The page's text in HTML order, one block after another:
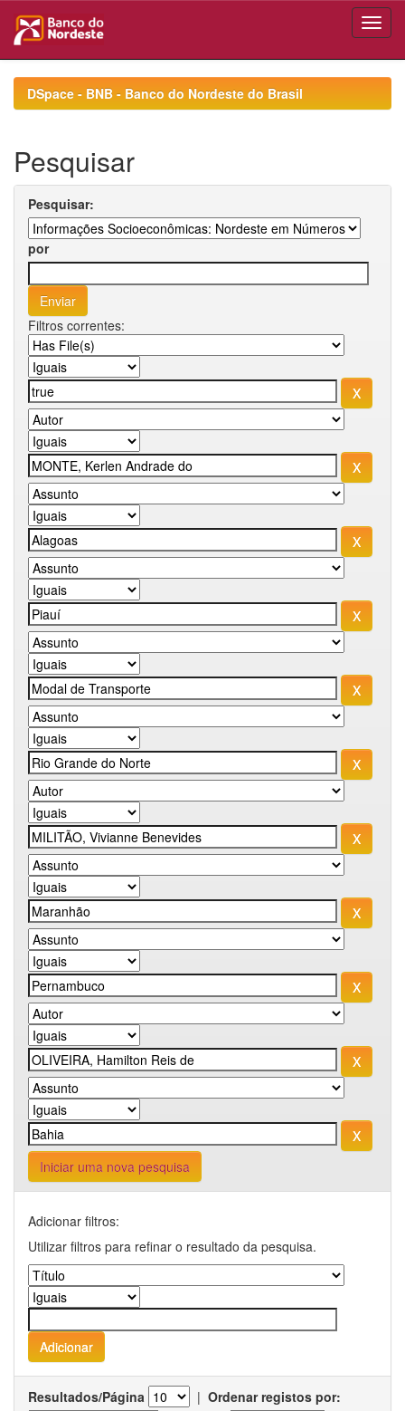
navigationDSpace - BNB - Banco do Nordeste do Brasil
Pesquisar
Pesquisar:
por
Filtros correntes:
Iniciar uma nova pesquisa
Adicionar filtros:
Utilizar filtros para refinar o resultado da pesquisa.
Resultados/Página | Ordenar registos por: